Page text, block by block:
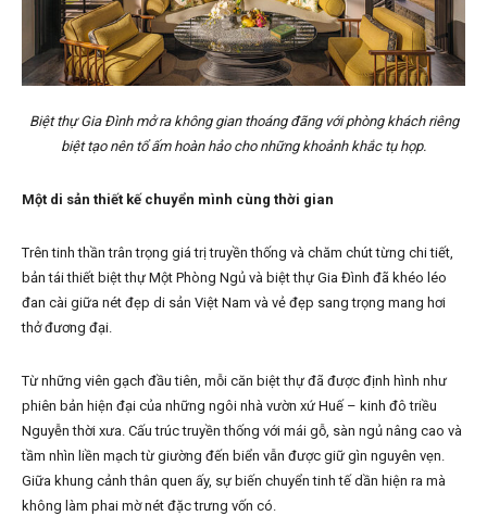
Biệt thự Gia Đình mở ra không gian thoáng đãng với phòng khách riêng
biệt tạo nên tổ ấm hoàn hảo cho những khoảnh khắc tụ họp.
Một di sản thiết kế chuyển mình cùng thời gian
Trên tinh thần trân trọng giá trị truyền thống và chăm chút từng chi tiết,
bản tái thiết biệt thự Một Phòng Ngủ và biệt thự Gia Đình đã khéo léo
đan cài giữa nét đẹp di sản Việt Nam và vẻ đẹp sang trọng mang hơi
thở đương đại.
Từ những viên gạch đầu tiên, mỗi căn biệt thự đã được định hình như
phiên bản hiện đại của những ngôi nhà vườn xứ Huế – kinh đô triều
Nguyễn thời xưa. Cấu trúc truyền thống với mái gỗ, sàn ngủ nâng cao và
tầm nhìn liền mạch từ giường đến biển vẫn được giữ gìn nguyên vẹn.
Giữa khung cảnh thân quen ấy, sự biến chuyển tinh tế dần hiện ra mà
không làm phai mờ nét đặc trưng vốn có.